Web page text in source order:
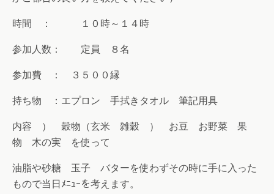
時間 ： １０時～１４時
参加人数： 定員 ８名
参加費 ： ３５００縁
持ち物 ：エプロン 手拭きタオル 筆記用具
内容 ） 穀物（玄米 雑穀 ） お豆 お野菜 果
物 木の実 を使って
油脂や砂糖 玉子 バターを使わずその時に手に入った
もので当日ﾒﾆｭｰを考えます。